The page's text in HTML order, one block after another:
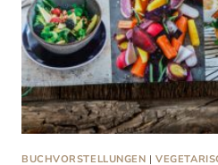
BUCHVORSTELLUNGEN |